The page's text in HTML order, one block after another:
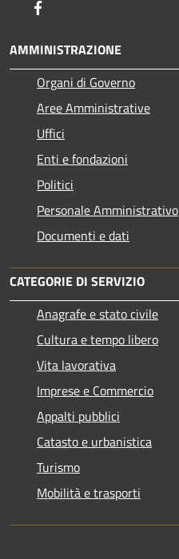
AMMINISTRAZIONE
Organi di Governo
Aree Amministrative
Uffici
Enti e fondazioni
Politici
Personale Amministrativo
Documenti e dati
CATEGORIE DI SERVIZIO
Anagrafe e stato civile
Cultura e tempo libero
Vita lavorativa
Imprese e Commercio
Appalti pubblici
Catasto e urbanistica
Turismo
Mobilità e trasporti